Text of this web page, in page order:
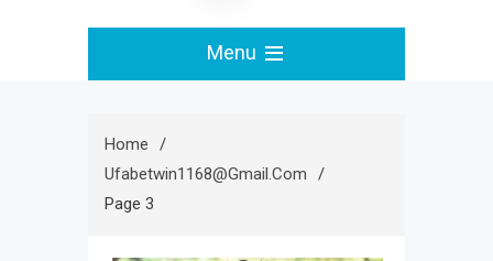
Menu
Home
Ufabetwin1168@gmail.com
Page 3